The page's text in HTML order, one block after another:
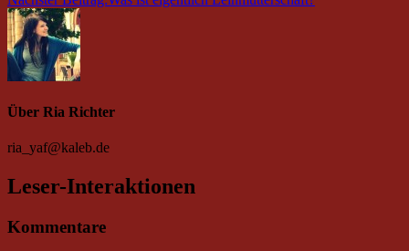
Über Ria Richter
ria_yaf@kaleb.de
Leser-Interaktionen
Kommentare